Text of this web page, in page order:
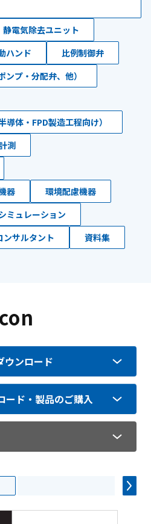
静電気除去ユニット
ハンド
比例制御弁
プ・分配弁、他）
体・FPD製造工程向け）
測
器
環境配慮機器
ミュレーション
ンサルタント 資料集
ウンロード
ード・製品のご購入